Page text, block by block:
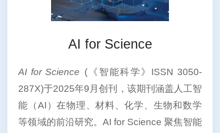
AI for Science
AI for Science (《智能科学》ISSN 3050-
287X)于2025年9月创刊，该期刊涵盖人工智
能（AI）在物理、材料、化学、生物和数学
等领域的前沿研究。AI for Science 聚焦智能